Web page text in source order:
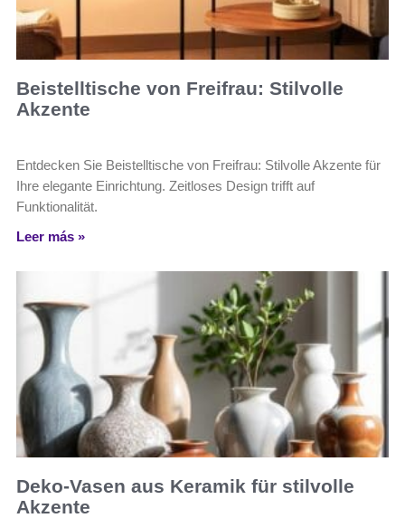
Beistelltische von Freifrau: Stilvolle
Akzente
Entdecken Sie Beistelltische von Freifrau: Stilvolle Akzente für
Ihre elegante Einrichtung. Zeitloses Design trifft auf
Funktionalität.
Leer más »
Deko-Vasen aus Keramik für stilvolle
Akzente